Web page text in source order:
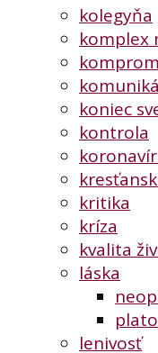
kolegyňa
komplex
koniec
kontrola
kritika
kríza
kvalita
láska
lenivosť